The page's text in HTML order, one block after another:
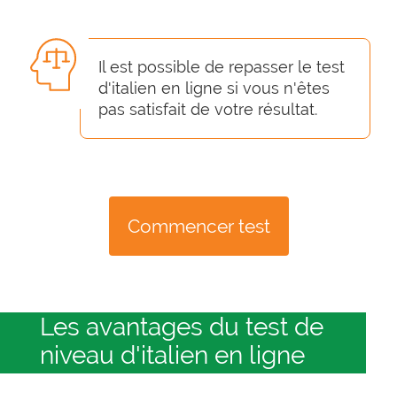
Il est possible de repasser le test
d'italien en ligne si vous n'êtes
pas satisfait de votre résultat.
Commencer test
Les avantages du test de
niveau d'italien en ligne